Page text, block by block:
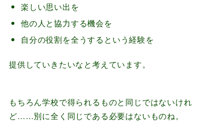
楽しい思い出を
他の人と協力する機会を
自分の役割を全うするという経験を
提供していきたいなと考えています。
もちろん学校で得られるものと同じではないけれ
ど……別に全く同じである必要はないものね。